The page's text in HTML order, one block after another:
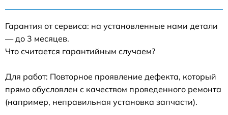
Гарантия от сервиса: на установленные нами детали
— до 3 месяцев.
Что считается гарантийным случаем?
Для работ: Повторное проявление дефекта, который
прямо обусловлен с качеством проведенного ремонта
(например, неправильная установка запчасти).